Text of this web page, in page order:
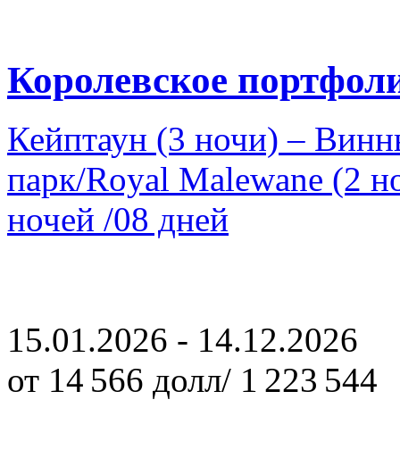
Королевское
Кейптаун (3 ночи) –
парк/Royal Malewane (2
ночей /08 дней
15.01.2026 - 14.12.2026
от 14 566 долл/ 1 223 544